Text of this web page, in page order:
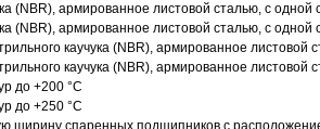
(NBR), армированное листовой сталью, с
(NBR), армированное листовой сталью, с
каучука (NBR), армированное
каучука (NBR), армированное
до +200 °C
до +250 °C
ширину спаренных подшипников с